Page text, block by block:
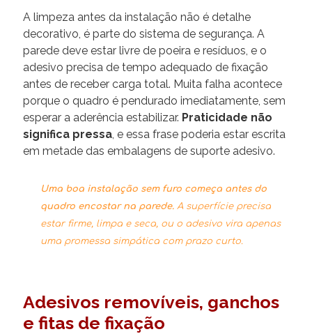
A limpeza antes da instalação não é detalhe
decorativo, é parte do sistema de segurança. A
parede deve estar livre de poeira e resíduos, e o
adesivo precisa de tempo adequado de fixação
antes de receber carga total. Muita falha acontece
porque o quadro é pendurado imediatamente, sem
esperar a aderência estabilizar. Praticidade não
significa pressa , e essa frase poderia estar escrita
em metade das embalagens de suporte adesivo.
Uma boa instalação sem furo começa antes do
quadro encostar na parede. A superfície precisa
estar firme, limpa e seca, ou o adesivo vira apenas
uma promessa simpática com prazo curto.
Adesivos removíveis, ganchos
e fitas de fixação